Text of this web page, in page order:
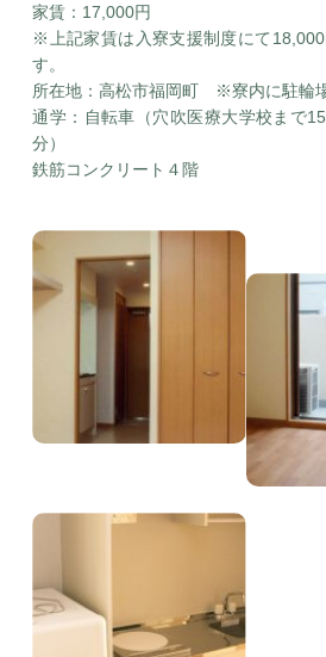
家賃：17,000円
※上記家賃は入寮支援制度にて
す。
所在地：高松市福岡町 ※寮内に駐輪
通学：自転車（穴吹医療大学校まで
分）
鉄筋コンクリート４階